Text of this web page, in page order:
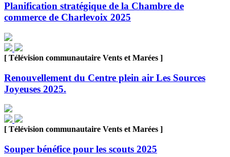
Planification stratégique de la Chambre de
commerce de Charlevoix 2025
[ Télévision communautaire Vents et Marées ]
Renouvellement du Centre plein air Les Sources
Joyeuses 2025.
[ Télévision communautaire Vents et Marées ]
Souper bénéfice pour les scouts 2025